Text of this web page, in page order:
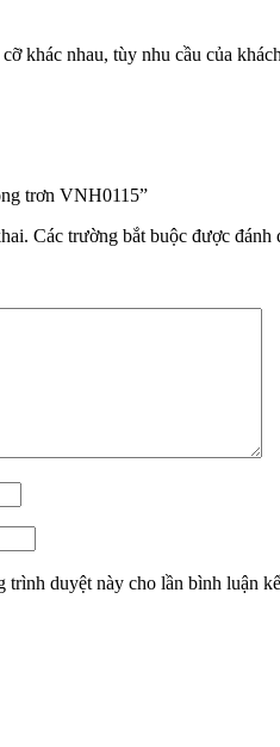
khác nhau, tùy nhu cầu của
trơn VNH0115”
Các trường bắt buộc được đánh
duyệt này cho lần bình luận